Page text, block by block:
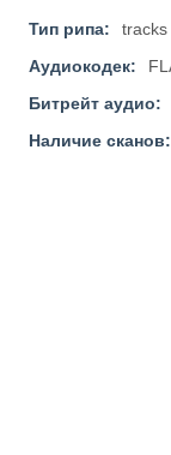
Тип рипа:
tracks
Аудиокодек:
Битрейт аудио:
Наличие сканов: